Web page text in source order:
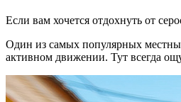
Если вам хочется отдохнуть от
Один из самых популярных
активном движении. Тут всегда